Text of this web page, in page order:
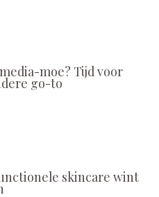
moe? Tijd voor
go-to
skincare wint